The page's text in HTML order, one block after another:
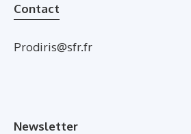
Contact
Prodiris@sfr.fr
Newsletter